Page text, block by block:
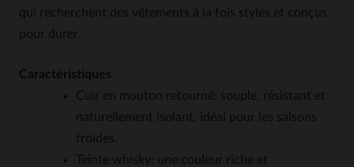
qui recherchent des vêtements à la fois stylés et conçus
pour durer.
Caractéristiques
Cuir en mouton retourné: souple, résistant et
naturellement isolant, idéal pour les saisons
froides.
Teinte whisky: une couleur riche et